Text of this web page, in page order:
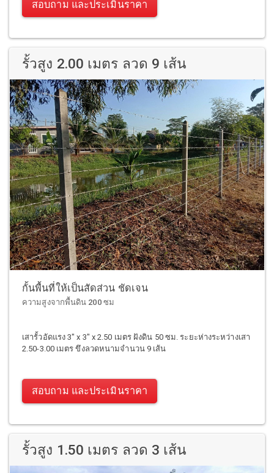
สอบถาม และประเมินราคา
รั้วสูง 2.00 เมตร ลวด 9 เส้น
กั้นพื้นที่ให้เป็นสัดส่วน ชัดเจน
ความสูงจากพื้นดิน 200 ซม
เสารั้วอัดแรง 3" x 3" x 2.50 เมตร ฝังดิน 50 ซม. ระยะห่างระหว่างเสา
2.50-3.00 เมตร ขึงลวดหนามจำนวน 9 เส้น
สอบถาม และประเมินราคา
รั้วสูง 1.50 เมตร ลวด 3 เส้น